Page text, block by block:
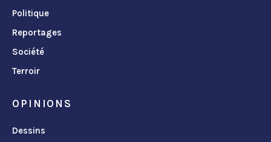
Politique
Reportages
Société
Terroir
OPINIONS
Dessins